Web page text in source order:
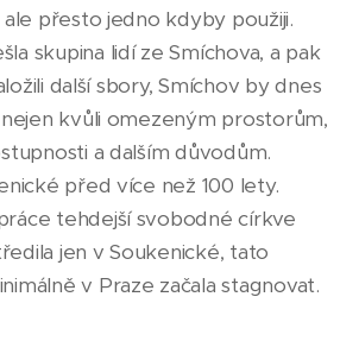
přesto jedno kdyby použiji.
skupina lidí ze Smíchova, a pak
další sbory, Smíchov by dnes
kvůli omezeným prostorům,
a dalším důvodům.
před více než 100 lety.
tehdejší svobodné církve
jen v Soukenické, tato
v Praze začala stagnovat.